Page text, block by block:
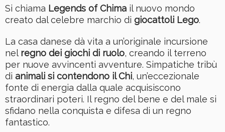
Si chiama Legends of Chima il nuovo mondo
creato dal celebre marchio di giocattoli Lego.
La casa danese dà vita a un’originale incursione
nel regno dei giochi di ruolo, creando il terreno
per nuove avvincenti avventure. Simpatiche tribù
di animali si contendono il Chi, un’eccezionale
fonte di energia dalla quale acquisiscono
straordinari poteri. Il regno del bene e del male si
sfidano nella conquista e difesa di un regno
fantastico.